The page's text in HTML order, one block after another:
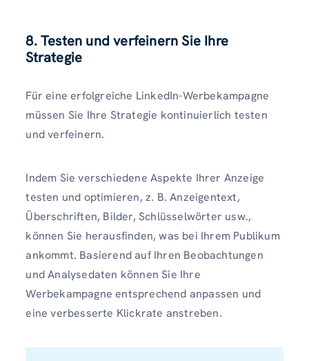
8. Testen und verfeinern Sie Ihre
Strategie
Für eine erfolgreiche LinkedIn-Werbekampagne
müssen Sie Ihre Strategie kontinuierlich testen
und verfeinern.
Indem Sie verschiedene Aspekte Ihrer Anzeige
testen und optimieren, z. B. Anzeigentext,
Überschriften, Bilder, Schlüsselwörter usw.,
können Sie herausfinden, was bei Ihrem Publikum
ankommt. Basierend auf Ihren Beobachtungen
und Analysedaten können Sie Ihre
Werbekampagne entsprechend anpassen und
eine verbesserte Klickrate anstreben.